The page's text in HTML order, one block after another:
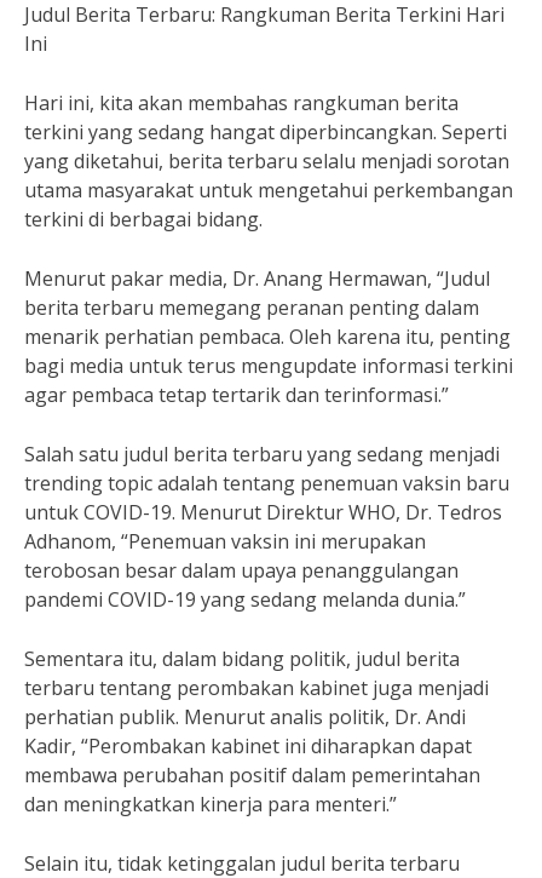
Judul Berita Terbaru: Rangkuman Berita Terkini Hari
Ini
Hari ini, kita akan membahas rangkuman berita
terkini yang sedang hangat diperbincangkan. Seperti
yang diketahui, berita terbaru selalu menjadi sorotan
utama masyarakat untuk mengetahui perkembangan
terkini di berbagai bidang.
Menurut pakar media, Dr. Anang Hermawan, “Judul
berita terbaru memegang peranan penting dalam
menarik perhatian pembaca. Oleh karena itu, penting
bagi media untuk terus mengupdate informasi terkini
agar pembaca tetap tertarik dan terinformasi.”
Salah satu judul berita terbaru yang sedang menjadi
trending topic adalah tentang penemuan vaksin baru
untuk COVID-19. Menurut Direktur WHO, Dr. Tedros
Adhanom, “Penemuan vaksin ini merupakan
terobosan besar dalam upaya penanggulangan
pandemi COVID-19 yang sedang melanda dunia.”
Sementara itu, dalam bidang politik, judul berita
terbaru tentang perombakan kabinet juga menjadi
perhatian publik. Menurut analis politik, Dr. Andi
Kadir, “Perombakan kabinet ini diharapkan dapat
membawa perubahan positif dalam pemerintahan
dan meningkatkan kinerja para menteri.”
Selain itu, tidak ketinggalan judul berita terbaru